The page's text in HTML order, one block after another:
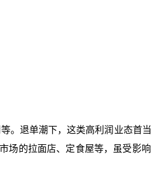
。退单潮下，这类高利润业态首
场的拉面店、定食屋等，虽受影